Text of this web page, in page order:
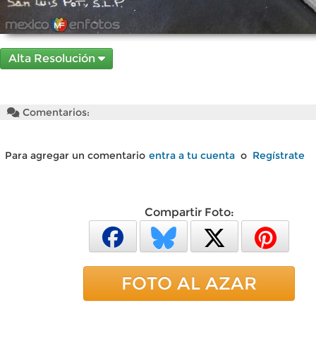
Alta Resolución
Comentarios:
Para agregar un comentario entra a tu cuenta o Regístrate
Compartir Foto:
FOTO AL AZAR